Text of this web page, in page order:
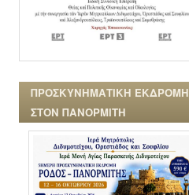
ΠΡΟΣΚΥΝΗΜΑΤΙΚΗ ΕΚΔΡΟΜΗ
ΣΤΟΝ ΠΑΝΟΡΜΙΤΗ